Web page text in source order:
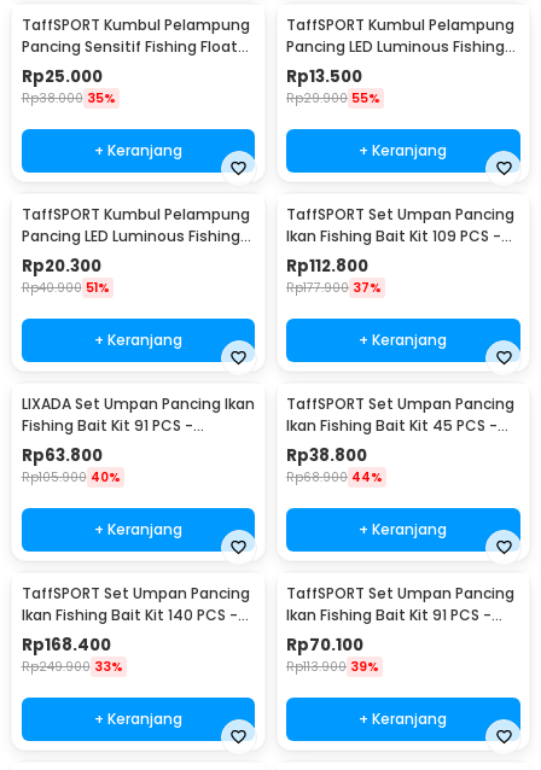
TaffSPORT Kumbul Pelampung
Pancing Sensitif Fishing Float
10 PCS - P016
Rp25.000
Rp38.000 35%
+ Keranjang
TaffSPORT Kumbul Pelampung
Pancing LED Luminous Fishing
Float 1 PCS - YD03
Rp13.500
Rp29.900 55%
+ Keranjang
TaffSPORT Kumbul Pelampung
Pancing LED Luminous Fishing
Float 1 PCS - DS-10
Rp20.300
Rp40.900 51%
+ Keranjang
TaffSPORT Set Umpan Pancing
Ikan Fishing Bait Kit 109 PCS -
DWS250-A
Rp112.800
Rp177.900 37%
+ Keranjang
LIXADA Set Umpan Pancing Ikan
Fishing Bait Kit 91 PCS -
DWS250-B
Rp63.800
Rp105.900 40%
+ Keranjang
TaffSPORT Set Umpan Pancing
Ikan Fishing Bait Kit 45 PCS -
DWS250-C
Rp38.800
Rp68.900 44%
+ Keranjang
TaffSPORT Set Umpan Pancing
Ikan Fishing Bait Kit 140 PCS -
DWS250-E
Rp168.400
Rp249.900 33%
+ Keranjang
TaffSPORT Set Umpan Pancing
Ikan Fishing Bait Kit 91 PCS -
DWS250-F
Rp70.100
Rp113.900 39%
+ Keranjang